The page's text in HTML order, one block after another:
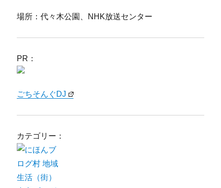
場所：代々木公園、NHK放送センター
PR：
ごちそんぐDJ
カテゴリー：